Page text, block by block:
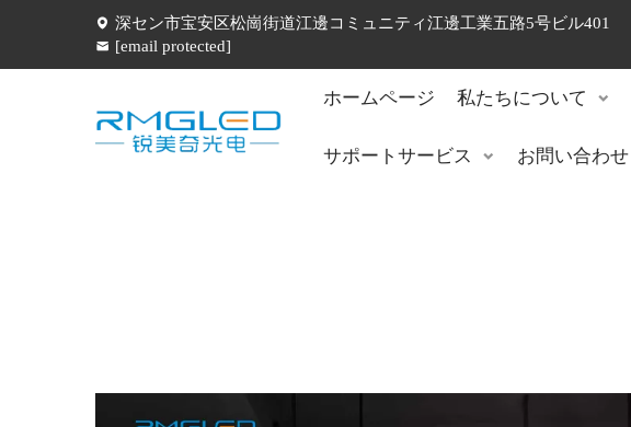
深セン市宝安区松崗街道江邊コミュニティ江邊工業五路5号ビル401
[email protected]
ホームページ 私たちについて
サポートサービス お問い合わせ